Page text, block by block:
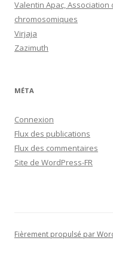
Valentin Apac,
chromosomiques
Virjaja
Zazimuth
MÉTA
Connexion
Flux des publications
Flux des commentaires
Site de WordPress-FR
Fièrement propulsé par